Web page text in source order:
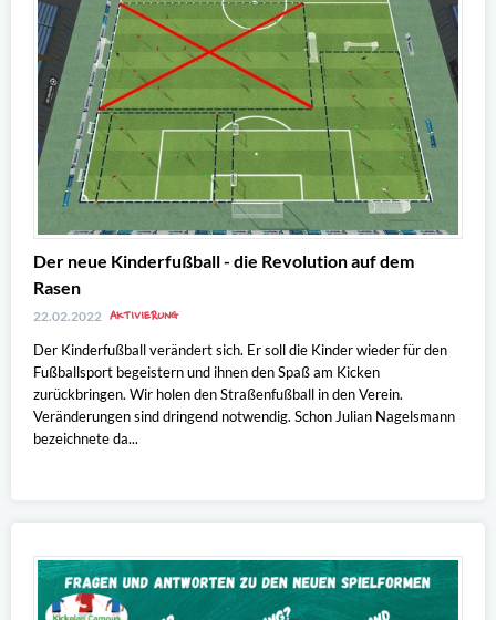
Der neue Kinderfußball - die Revolution auf dem
Rasen
22.02.2022 AKTIVIERUNG
Der Kinderfußball verändert sich. Er soll die Kinder wieder für den
Fußballsport begeistern und ihnen den Spaß am Kicken
zurückbringen. Wir holen den Straßenfußball in den Verein.
Veränderungen sind dringend notwendig. Schon Julian Nagelsmann
bezeichnete da...